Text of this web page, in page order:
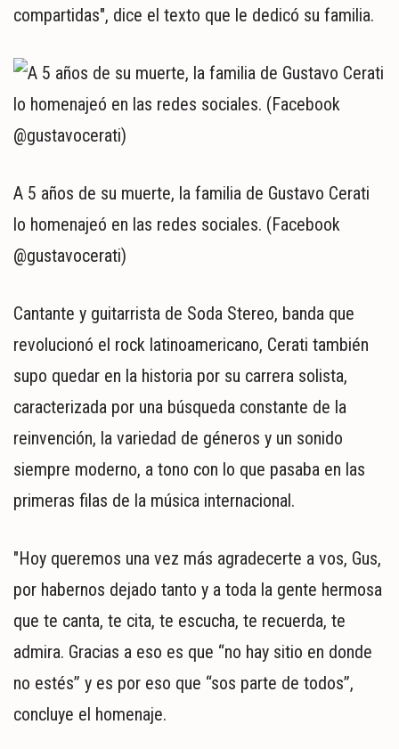
compartidas", dice el texto que le dedicó su familia.
A 5 años de su muerte, la familia de Gustavo Cerati
lo homenajeó en las redes sociales. (Facebook
@gustavocerati)
Cantante y guitarrista de Soda Stereo, banda que
revolucionó el rock latinoamericano, Cerati también
supo quedar en la historia por su carrera solista,
caracterizada por una búsqueda constante de la
reinvención, la variedad de géneros y un sonido
siempre moderno, a tono con lo que pasaba en las
primeras filas de la música internacional.
"Hoy queremos una vez más agradecerte a vos, Gus,
por habernos dejado tanto y a toda la gente hermosa
que te canta, te cita, te escucha, te recuerda, te
admira. Gracias a eso es que “no hay sitio en donde
no estés” y es por eso que “sos parte de todos”,
concluye el homenaje.